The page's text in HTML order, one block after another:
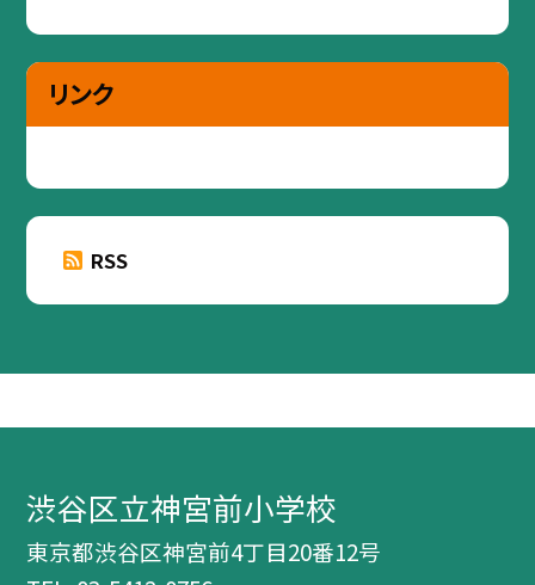
リンク
RSS
渋谷区立神宮前小学校
東京都渋谷区神宮前4丁目20番12号